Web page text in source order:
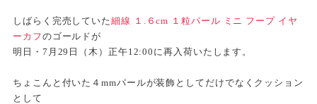
しばらく完売していた細線 １.６cm １粒パール ミニ フープ イヤ
ーカフのゴールドが
明日・7月29日（木）正午12:00に再入荷いたします。
ちょこんと付いた４mmパールが装飾としてだけでなくクッション
として